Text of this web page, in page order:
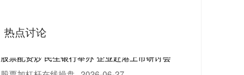
热点讨论
股票加杠杆在线操盘 2026-06-27